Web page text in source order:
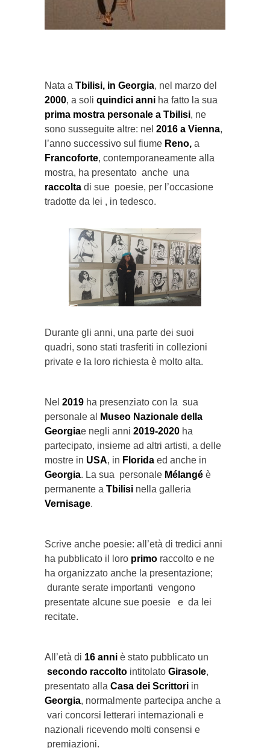
Nata a Tbilisi, in Georgia, nel marzo del
2000, a soli quindici anni ha fatto la sua
prima mostra personale a Tbilisi, ne
sono susseguite altre: nel 2016 a Vienna,
l’anno successivo sul fiume Reno, a
Francoforte, contemporaneamente alla
mostra, ha presentato anche una
raccolta di sue poesie, per l’occasione
tradotte da lei , in tedesco.
Durante gli anni, una parte dei suoi
quadri, sono stati trasferiti in collezioni
private e la loro richiesta è molto alta.
Nel 2019 ha presenziato con la sua
personale al
Museo Nazionale della
Georgiae negli anni 2019-2020 ha
partecipato, insieme ad altri artisti, a delle
mostre in USA, in Florida ed anche in
Georgia. La sua personale Mélangé è
permanente a Tbilisi nella galleria
Vernisage.
Scrive anche poesie: all’età di tredici anni
ha pubblicato il loro primo raccolto e ne
ha organizzato anche la presentazione;
durante serate importanti vengono
presentate alcune sue poesie e da lei
recitate.
All’età di 16 anni è stato pubblicato un
secondo raccolto intitolato Girasole,
presentato alla Casa dei Scrittori in
Georgia, normalmente partecipa anche a
vari concorsi letterari internazionali e
nazionali ricevendo molti consensi e
premiazioni.